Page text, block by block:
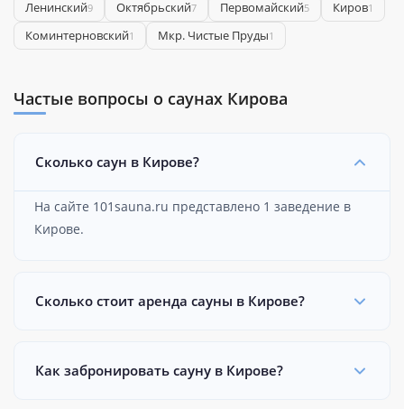
Ленинский9 Октябрьский7 Первомайский5 Киров1
Коминтерновский1 Мкр. Чистые Пруды1
Частые вопросы о саунах Кирова
Сколько саун в Кирове?
На сайте 101sauna.ru представлено 1 заведение в
Кирове.
Сколько стоит аренда сауны в Кирове?
Как забронировать сауну в Кирове?